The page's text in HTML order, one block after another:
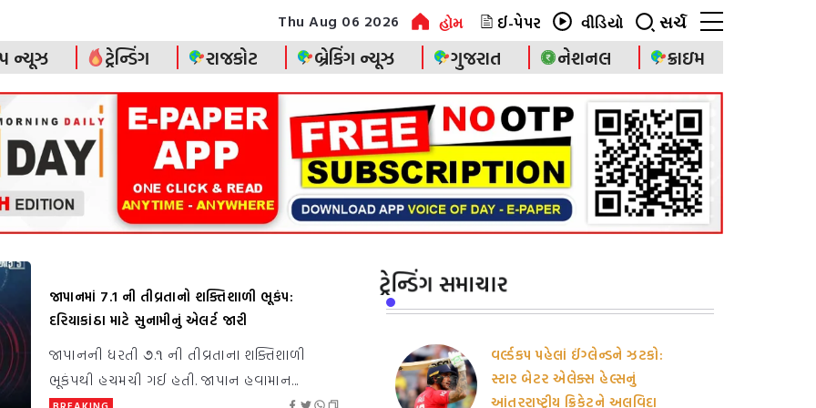
Thu Aug 06 2026 હોમ ઈ-પેપર વીડિયો સર્ચ
ન્યૂઝ ટ્રેન્ડિંગ રાજકોટ બ્રેકિંગ ન્યૂઝ ગુજરાત નેશનલ ક્રાઇમ
જાપાનમાં 7.1 ની તીવ્રતાનો શક્તિશાળી ભૂકંપ:
દરિયાકાંઠા માટે સુનામીનું એલર્ટ જારી
જાપાનની ધરતી ૭.૧ ની તીવ્રતાના શક્તિશાળી
ભૂકંપથી હચમચી ગઈ હતી. જાપાન હવામાન...
ટ્રેન્ડિંગ સમાચાર
વર્લ્ડકપ પહેલાં ઈંગ્લેન્ડને ઝટકો:
સ્ટાર બેટર એલેક્સ હેલ્સનું
આંતરરાષ્ટ્રીય ક્રિકેટને અલવિદા